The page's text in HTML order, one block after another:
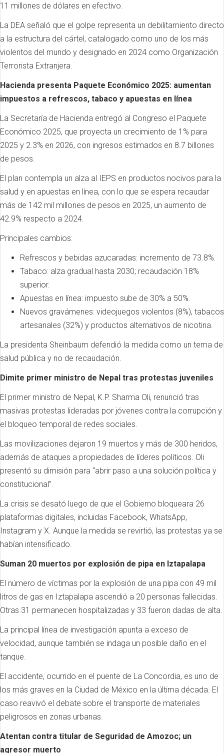
11 millones de dólares en efectivo.
La DEA señaló que el golpe representa un debilitamiento directo
a la estructura del cártel, catalogado como uno de los más
violentos del mundo y designado en 2024 como Organización
Terrorista Extranjera.
Hacienda presenta Paquete Económico 2025: aumentan
impuestos a refrescos, tabaco y apuestas en línea
La Secretaría de Hacienda entregó al Congreso el Paquete
Económico 2025, que proyecta un crecimiento de 1% para
2025 y 2.3% en 2026, con ingresos estimados en 8.7 billones
de pesos.
El plan contempla un alza al IEPS en productos nocivos para la
salud y en apuestas en línea, con lo que se espera recaudar
más de 142 mil millones de pesos en 2025, un aumento de
42.9% respecto a 2024.
Principales cambios:
Refrescos y bebidas azucaradas: incremento de 73.8%.
Tabaco: alza gradual hasta 2030; recaudación 18%
superior.
Apuestas en línea: impuesto sube de 30% a 50%.
Nuevos gravámenes: videojuegos violentos (8%), tabacos
artesanales (32%) y productos alternativos de nicotina.
La presidenta Sheinbaum defendió la medida como un tema de
salud pública y no de recaudación.
Dimite primer ministro de Nepal tras protestas juveniles
El primer ministro de Nepal, K.P. Sharma Oli, renunció tras
masivas protestas lideradas por jóvenes contra la corrupción y
el bloqueo temporal de redes sociales.
Las movilizaciones dejaron 19 muertos y más de 300 heridos,
además de ataques a propiedades de líderes políticos. Oli
presentó su dimisión para “abrir paso a una solución política y
constitucional”.
La crisis se desató luego de que el Gobierno bloqueara 26
plataformas digitales, incluidas Facebook, WhatsApp,
Instagram y X. Aunque la medida se revirtió, las protestas ya se
habían intensificado.
Suman 20 muertos por explosión de pipa en Iztapalapa
El número de víctimas por la explosión de una pipa con 49 mil
litros de gas en Iztapalapa ascendió a 20 personas fallecidas.
Otras 31 permanecen hospitalizadas y 33 fueron dadas de alta.
La principal línea de investigación apunta a exceso de
velocidad, aunque también se indaga un posible daño en el
tanque.
El accidente, ocurrido en el puente de La Concordia, es uno de
los más graves en la Ciudad de México en la última década. El
caso reavivó el debate sobre el transporte de materiales
peligrosos en zonas urbanas.
Atentan contra titular de Seguridad de Amozoc; un
agresor muerto